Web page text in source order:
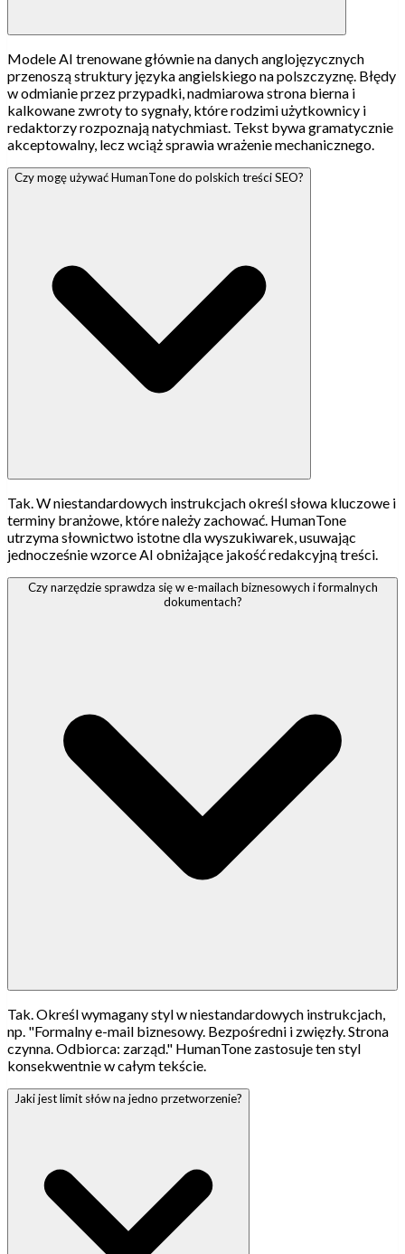
Modele AI trenowane głównie na danych anglojęzycznych
przenoszą struktury języka angielskiego na polszczyznę. Błędy
w odmianie przez przypadki, nadmiarowa strona bierna i
kalkowane zwroty to sygnały, które rodzimi użytkownicy i
redaktorzy rozpoznają natychmiast. Tekst bywa gramatycznie
akceptowalny, lecz wciąż sprawia wrażenie mechanicznego.
Czy mogę używać HumanTone do polskich treści SEO?
Tak. W niestandardowych instrukcjach określ słowa kluczowe i
terminy branżowe, które należy zachować. HumanTone
utrzyma słownictwo istotne dla wyszukiwarek, usuwając
jednocześnie wzorce AI obniżające jakość redakcyjną treści.
Czy narzędzie sprawdza się w e-mailach biznesowych i formalnych
dokumentach?
Tak. Określ wymagany styl w niestandardowych instrukcjach,
np. "Formalny e-mail biznesowy. Bezpośredni i zwięzły. Strona
czynna. Odbiorca: zarząd." HumanTone zastosuje ten styl
konsekwentnie w całym tekście.
Jaki jest limit słów na jedno przetworzenie?